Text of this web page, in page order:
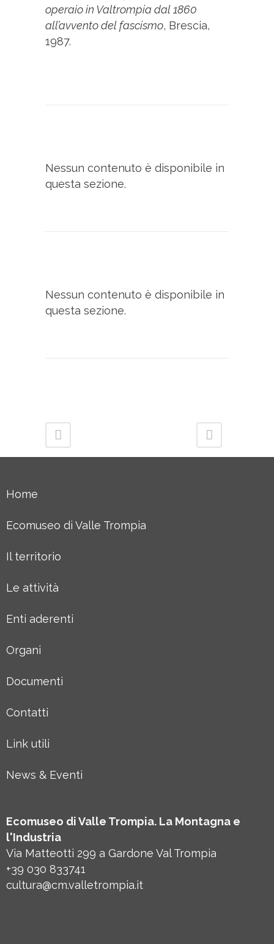
operaio in Valtrompia dal 1860
all’avvento del fascismo, Brescia,
1987.
Nessun contenuto è disponibile in
questa sezione.
Nessun contenuto è disponibile in
questa sezione.
Home
Ecomuseo di Valle Trompia
Il territorio
Le attività
Enti aderenti
Organi
Documenti
Contatti
Link utili
News & Eventi
Ecomuseo di Valle Trompia. La Montagna e
l'Industria
Via Matteotti 299 a Gardone Val Trompia
+39 030 833741
cultura@cm.valletrompia.it